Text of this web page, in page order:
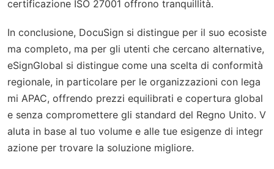
certificazione ISO 27001 offrono tranquillità.
In conclusione, DocuSign si distingue per il suo ecosiste
ma completo, ma per gli utenti che cercano alternative,
eSignGlobal si distingue come una scelta di conformità
regionale, in particolare per le organizzazioni con lega
mi APAC, offrendo prezzi equilibrati e copertura global
e senza compromettere gli standard del Regno Unito. V
aluta in base al tuo volume e alle tue esigenze di integr
azione per trovare la soluzione migliore.